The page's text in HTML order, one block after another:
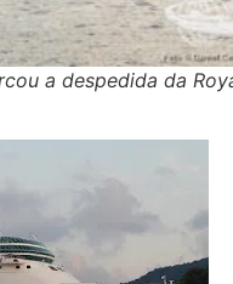
a despedida da